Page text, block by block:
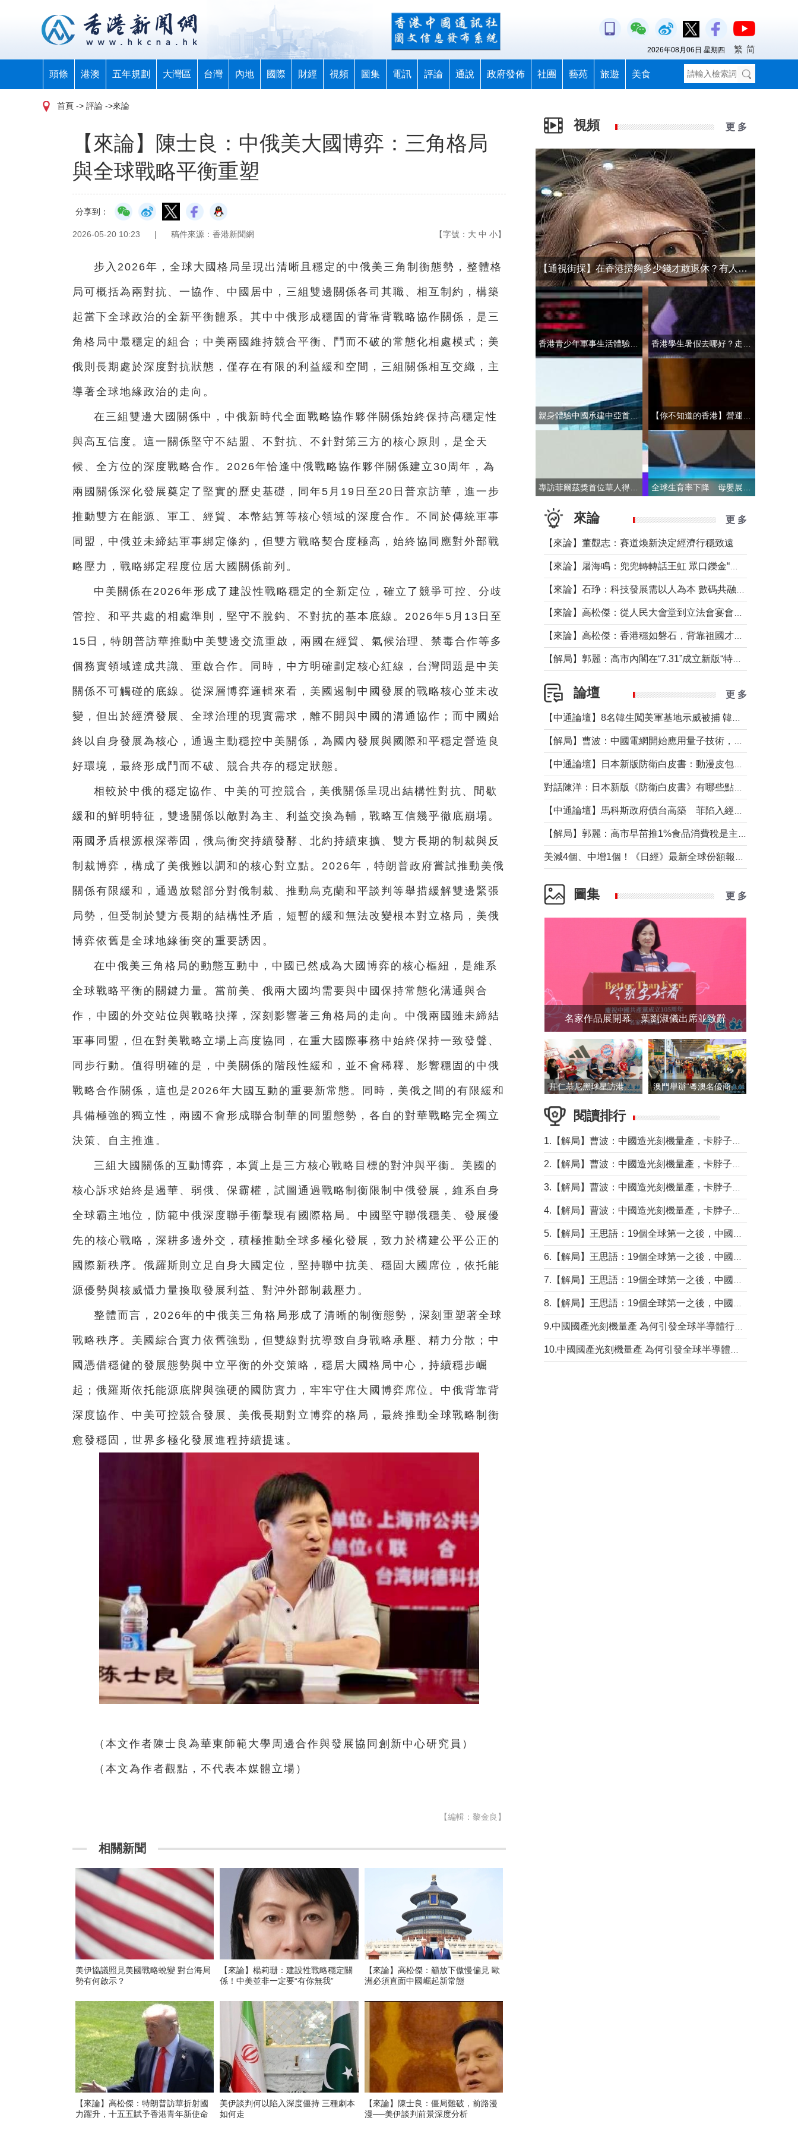
頭條 港澳 五年規劃 大灣區 台灣 內地 國際 財經 視頻 圖集 電訊 評論 通說 政府發佈 社團 藝苑 旅遊 美食
2026年08月06日 星期四 繁 简
首頁 -> 評論 ->來論
【來論】陳士良：中俄美大國博弈：三角格局
與全球戰略平衡重塑
分享到：
2026-05-20 10:23 | 稿件來源：香港新聞網 【字號： 大 中 小】
步入2026年，全球大國格局呈現出清晰且穩定的中俄美三角制衡態勢，整體格
局可概括為兩對抗、一協作、中國居中，三組雙邊關係各司其職、相互制約，構築
起當下全球政治的全新平衡體系。其中中俄形成穩固的背靠背戰略協作關係，是三
角格局中最穩定的組合；中美兩國維持競合平衡、鬥而不破的常態化相處模式；美
俄則長期處於深度對抗狀態，僅存在有限的利益緩和空間，三組關係相互交織，主
導著全球地緣政治的走向。
在三組雙邊大國關係中，中俄新時代全面戰略協作夥伴關係始終保持高穩定性
與高互信度。這一關係堅守不結盟、不對抗、不針對第三方的核心原則，是全天
候、全方位的深度戰略合作。2026年恰逢中俄戰略協作夥伴關係建立30周年，為
兩國關係深化發展奠定了堅實的歷史基礎，同年5月19日至20日普京訪華，進一步
推動雙方在能源、軍工、經貿、本幣結算等核心領域的深度合作。不同於傳統軍事
同盟，中俄並未締結軍事綁定條約，但雙方戰略契合度極高，始終協同應對外部戰
略壓力，戰略綁定程度位居大國關係前列。
中美關係在2026年形成了建設性戰略穩定的全新定位，確立了競爭可控、分歧
管控、和平共處的相處準則，堅守不脫鈎、不對抗的基本底線。2026年5月13日至
15日，特朗普訪華推動中美雙邊交流重啟，兩國在經貿、氣候治理、禁毒合作等多
個務實領域達成共識、重啟合作。同時，中方明確劃定核心紅線，台灣問題是中美
關係不可觸碰的底線。從深層博弈邏輯來看，美國遏制中國發展的戰略核心並未改
變，但出於經濟發展、全球治理的現實需求，離不開與中國的溝通協作；而中國始
終以自身發展為核心，通過主動穩控中美關係，為國內發展與國際和平穩定營造良
好環境，最終形成鬥而不破、競合共存的穩定狀態。
相較於中俄的穩定協作、中美的可控競合，美俄關係呈現出結構性對抗、間歇
緩和的鮮明特征，雙邊關係以敵對為主、利益交換為輔，戰略互信幾乎徹底崩塌。
兩國矛盾根源根深蒂固，俄烏衝突持續發酵、北約持續東擴、雙方長期的制裁與反
制裁博弈，構成了美俄難以調和的核心對立點。2026年，特朗普政府嘗試推動美俄
關係有限緩和，通過放鬆部分對俄制裁、推動烏克蘭和平談判等舉措緩解雙邊緊張
局勢，但受制於雙方長期的結構性矛盾，短暫的緩和無法改變根本對立格局，美俄
博弈依舊是全球地緣衝突的重要誘因。
在中俄美三角格局的動態互動中，中國已然成為大國博弈的核心樞紐，是維系
全球戰略平衡的關鍵力量。當前美、俄兩大國均需要與中國保持常態化溝通與合
作，中國的外交站位與戰略抉擇，深刻影響著三角格局的走向。中俄兩國雖未締結
軍事同盟，但在對美戰略立場上高度協同，在重大國際事務中始終保持一致發聲、
同步行動。值得明確的是，中美關係的階段性緩和，並不會稀釋、影響穩固的中俄
戰略合作關係，這也是2026年大國互動的重要新常態。同時，美俄之間的有限緩和
具備極強的獨立性，兩國不會形成聯合制華的同盟態勢，各自的對華戰略完全獨立
決策、自主推進。
三組大國關係的互動博弈，本質上是三方核心戰略目標的對沖與平衡。美國的
核心訴求始終是遏華、弱俄、保霸權，試圖通過戰略制衡限制中俄發展，維系自身
全球霸主地位，防範中俄深度聯手衝擊現有國際格局。中國堅守聯俄穩美、發展優
先的核心戰略，深耕多邊外交，積極推動全球多極化發展，致力於構建公平公正的
國際新秩序。俄羅斯則立足自身大國定位，堅持聯中抗美、穩固大國席位，依托能
源優勢與核威懾力量換取發展利益、對沖外部制裁壓力。
整體而言，2026年的中俄美三角格局形成了清晰的制衡態勢，深刻重塑著全球
戰略秩序。美國綜合實力依舊強勁，但雙線對抗導致自身戰略承壓、精力分散；中
國憑借穩健的發展態勢與中立平衡的外交策略，穩居大國格局中心，持續穩步崛
起；俄羅斯依托能源底牌與強硬的國防實力，牢牢守住大國博弈席位。中俄背靠背
深度協作、中美可控競合發展、美俄長期對立博弈的格局，最終推動全球戰略制衡
愈發穩固，世界多極化發展進程持續提速。
（本文作者陳士良為華東師範大學周邊合作與發展協同創新中心研究員 ）
（本文為作者觀點，不代表本媒體立場）
【編輯：黎金良】
相關新聞
美伊協議照見美國戰略蛻變 對台海局
勢有何啟示？
【來論】楊莉珊：建設性戰略穩定關
係！中美並非一定要“有你無我”
【來論】高松傑：籲放下傲慢偏見 歐
洲必須直面中國崛起新常態
【來論】高松傑：特朗普訪華折射國
力躍升，十五五賦予香港青年新使命
美伊談判何以陷入深度僵持 三種劇本
如何走
【來論】陳士良：僵局難破，前路漫
漫──美伊談判前景深度分析
視頻 更 多
【通視街採】在香港攢夠多少錢才敢退休？有人退而不休，有人放眼大灣區
來論 更 多
【來論】董觀志：賽道煥新決定經濟行穩致遠
論壇 更 多
圖集 更 多
名家作品展開幕 葉劉淑儀出席並致辭
拜仁慕尼黑球星訪港 與球迷近距離互動 澳門舉辦“粵澳名優商品展”
閱讀排行